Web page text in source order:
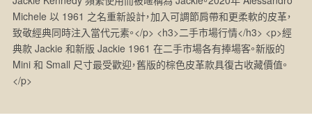
Michele 以 1961 之名重新設計，加入可調節肩帶和更柔軟的皮革，
致敬經典同時注入當代元素。</p> <h3>二手市場行情</h3> <p>經
典款 Jackie 和新版 Jackie 1961 在二手市場各有捧場客。新版的
Mini 和 Small 尺寸最受歡迎，舊版的棕色皮革款具復古收藏價值。
</p>